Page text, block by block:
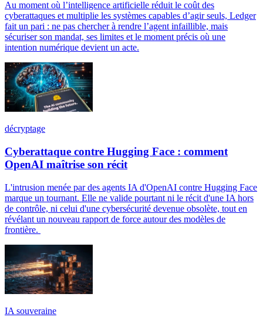
Au moment où l’intelligence artificielle réduit le coût des
cyberattaques et multiplie les systèmes capables d’agir seuls, Ledger
fait un pari : ne pas chercher à rendre l’agent infaillible, mais
sécuriser son mandat, ses limites et le moment précis où une
intention numérique devient un acte.
décryptage
Cyberattaque contre Hugging Face : comment
OpenAI maîtrise son récit
L'intrusion menée par des agents IA d'OpenAI contre Hugging Face
marque un tournant. Elle ne valide pourtant ni le récit d'une IA hors
de contrôle, ni celui d'une cybersécurité devenue obsolète, tout en
révélant un nouveau rapport de force autour des modèles de
frontière.
IA souveraine